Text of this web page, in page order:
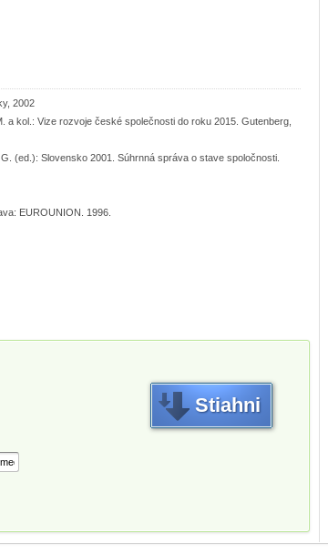
2002
kol.: Vize rozvoje české společnosti do roku 2015. Gutenberg,
(ed.): Slovensko 2001. Súhrnná správa o stave spoločnosti.
EUROUNION. 1996.
Stiahni